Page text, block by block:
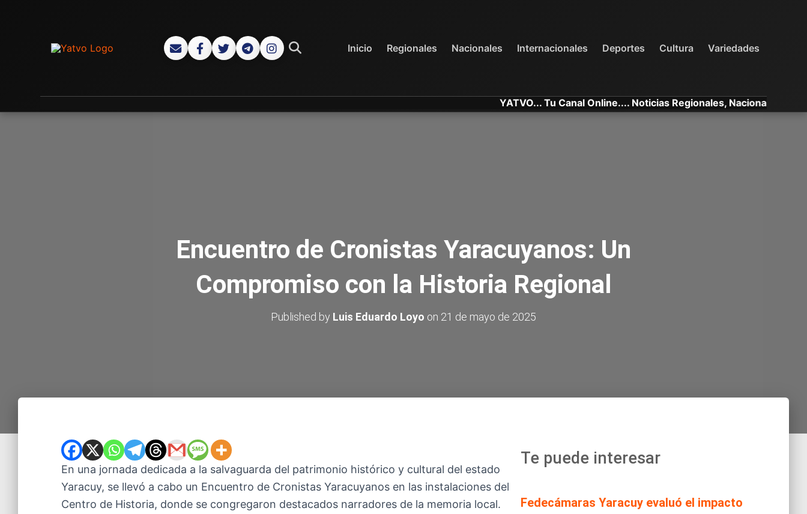
Inicio Regionales Nacionales Internacionales Deportes Cultura Variedades
YATVO... Tu Canal Online.... Noticias Regionales, Nacionales e
Encuentro de Cronistas Yaracuyanos: Un
Compromiso con la Historia Regional
Published by Luis Eduardo Loyo on 21 de mayo de 2025
En una jornada dedicada a la salvaguarda del patrimonio histórico y cultural del estado
Yaracuy, se llevó a cabo un Encuentro de Cronistas Yaracuyanos en las instalaciones del
Centro de Historia, donde se congregaron destacados narradores de la memoria local.
Te puede interesar
Fedecámaras Yaracuy evaluó el impacto